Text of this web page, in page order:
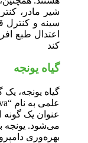
شیر مادر،
سینه و کنترل
اعتدال طبع
کند
گیاه یونجه
گیاه یونجه،
می‌شود. یونجه
بهره‌وری